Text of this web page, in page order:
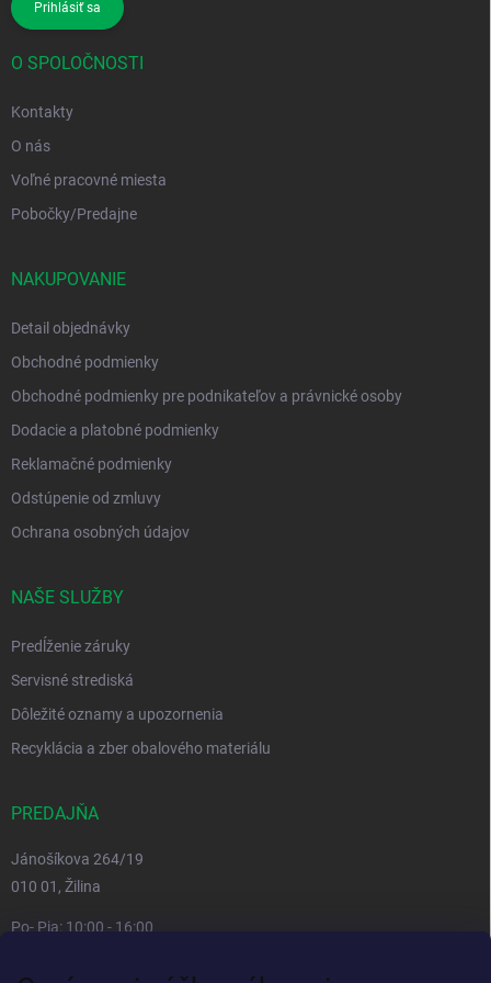
Prihlásiť sa
O SPOLOČNOSTI
Kontakty
O nás
Voľné pracovné miesta
Pobočky/Predajne
NAKUPOVANIE
Detail objednávky
Obchodné podmienky
Obchodné podmienky pre podnikateľov a právnické osoby
Dodacie a platobné podmienky
Reklamačné podmienky
Odstúpenie od zmluvy
Ochrana osobných údajov
NAŠE SLUŽBY
Predĺženie záruky
Servisné strediská
Dôležité oznamy a upozornenia
Recyklácia a zber obalového materiálu
PREDAJŇA
Jánošíkova 264/19
010 01, Žilina
Po- Pia: 10:00 - 16:00